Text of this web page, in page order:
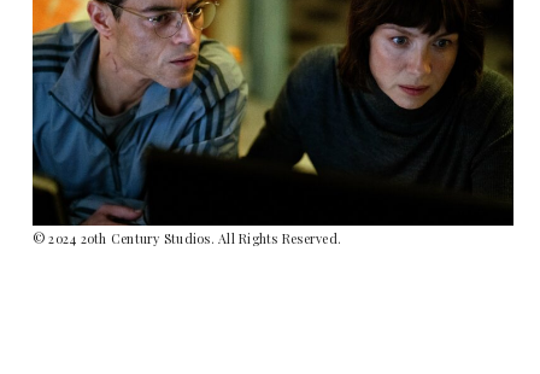
© 2024 20th Century Studios. All Rights Reserved.